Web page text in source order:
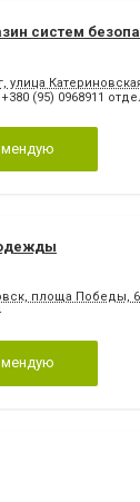
систем
улица
+380 (95) 0968911
площа Победы, 6